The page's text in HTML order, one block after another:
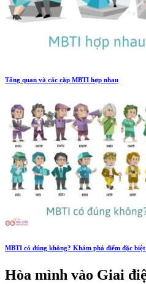
Tổng quan và các cặp MBTI hợp nhau
MBTI có đúng không? Khám phá điểm đặc
Hòa mình vào Giai